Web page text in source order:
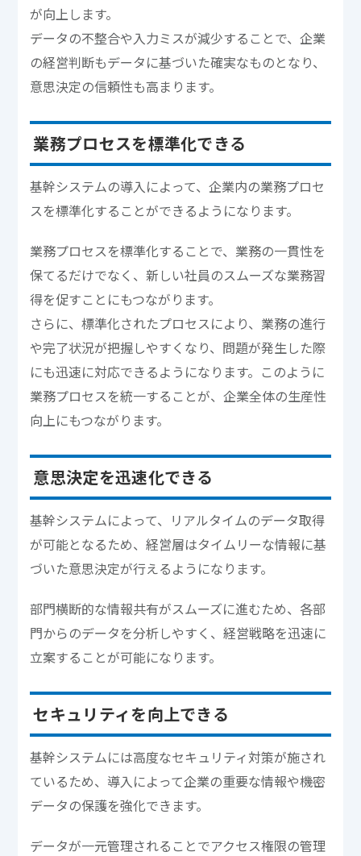
が向上します。
データの不整合や入力ミスが減少することで、企業
の経営判断もデータに基づいた確実なものとなり、
意思決定の信頼性も高まります。
業務プロセスを標準化できる
基幹システムの導入によって、企業内の業務プロセ
スを標準化することができるようになります。
業務プロセスを標準化することで、業務の一貫性を
保てるだけでなく、新しい社員のスムーズな業務習
得を促すことにもつながります。
さらに、標準化されたプロセスにより、業務の進行
や完了状況が把握しやすくなり、問題が発生した際
にも迅速に対応できるようになります。このように
業務プロセスを統一することが、企業全体の生産性
向上にもつながります。
意思決定を迅速化できる
基幹システムによって、リアルタイムのデータ取得
が可能となるため、経営層はタイムリーな情報に基
づいた意思決定が行えるようになります。
部門横断的な情報共有がスムーズに進むため、各部
門からのデータを分析しやすく、経営戦略を迅速に
立案することが可能になります。
セキュリティを向上できる
基幹システムには高度なセキュリティ対策が施され
ているため、導入によって企業の重要な情報や機密
データの保護を強化できます。
データが一元管理されることでアクセス権限の管理